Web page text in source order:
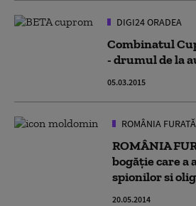
DIGI24 ORADEA
Combinatul
- drumul de la
05.03.2015
ROMÂNIA FURATĂ
ROMÂNIA
bogăţie care a
spionilor si
20.05.2014